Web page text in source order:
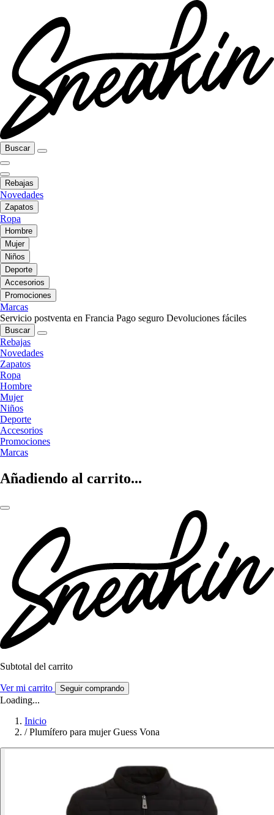
Buscar
Rebajas
Novedades
Zapatos
Ropa
Hombre
Mujer
Niños
Deporte
Accesorios
Promociones
Marcas
Servicio postventa en Francia Pago seguro Devoluciones fáciles
Buscar
Rebajas
Novedades
Zapatos
Ropa
Hombre
Mujer
Niños
Deporte
Accesorios
Promociones
Marcas
Añadiendo al carrito...
Subtotal del carrito
Ver mi carrito Seguir comprando
Loading...
Inicio
/ Plumífero para mujer Guess Vona